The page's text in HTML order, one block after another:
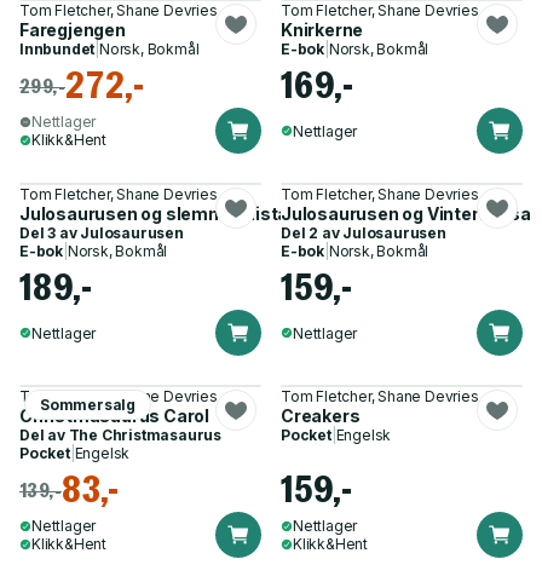
Tom Fletcher, Shane Devries
Faregjengen
Innbundet |Norsk, Bokmål
299,-272,-
Nettlager
Klikk&Hent
Tom Fletcher, Shane Devries
Knirkerne
E-bok Norsk, Bokmål
169,-
Nettlager
Tom Fletcher, Shane Devries
Julosaurusen og slemminglista
Del 3 av Julosaurusen
E-bok Norsk, Bokmål
189,-
Nettlager
Tom Fletcher, Shane Devries
Julosaurusen og Vinterheksa
Del 2 av Julosaurusen
E-bok Norsk, Bokmål
159,-
Nettlager
Sommersalg
Tom Fletcher, Shane Devries
Christmasaurus Carol
Del av The Christmasaurus
Pocket| Engelsk
139,-83,-
Nettlager
Klikk&Hent
Tom Fletcher, Shane Devries
Creakers
Pocket| Engelsk
159,-
Nettlager
Klikk&Hent